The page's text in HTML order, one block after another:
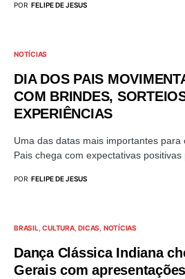
POR FELIPE DE JESUS
NOTÍCIAS
DIA DOS PAIS
COM BRINDES,
EXPERIÊNCIAS
Uma das datas mais importantes para
Pais chega com expectativas positivas
POR FELIPE DE JESUS
BRASIL CULTURA DICAS NOTÍCIAS
Dança Clássica Indiana
Gerais com